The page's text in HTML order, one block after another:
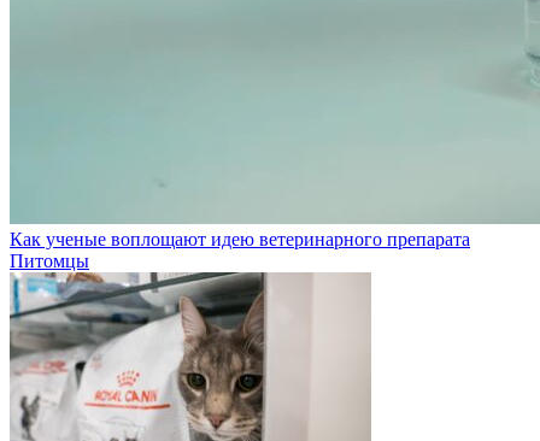
Как ученые воплощают идею ветеринарного препарата
Питомцы